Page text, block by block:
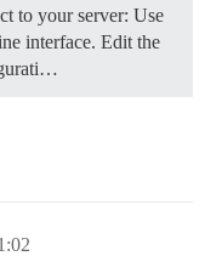
to your server: Use
interface. Edit the